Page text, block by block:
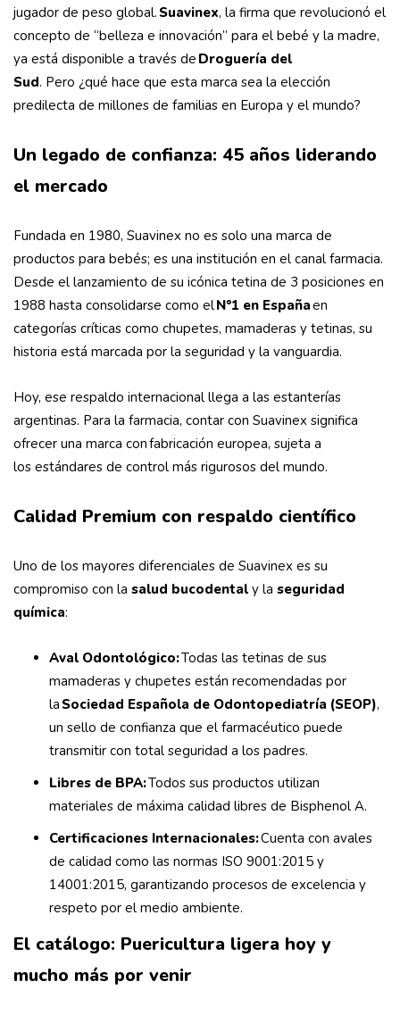
jugador de peso global.Suavinex, la firma que revolucionó el
concepto de “belleza e innovación” para el bebé y la madre,
ya está disponible a través de Droguería del
Sud. Pero ¿qué hace que esta marca sea la elección
predilecta de millones de familias en Europa y el mundo?
Un legado de confianza: 45 años liderando
el mercado
Fundada en 1980, Suavinex no es solo una marca de
productos para bebés; es una institución en el canal farmacia.
Desde el lanzamiento de su icónica tetina de 3 posiciones en
1988 hasta consolidarse como elN°1 en Españaen
categorías críticas como chupetes, mamaderas y tetinas, su
historia está marcada por la seguridad y la vanguardia.
Hoy, ese respaldo internacional llega a las estanterías
argentinas. Para la farmacia, contar con Suavinex significa
ofrecer una marca con fabricación europea, sujeta a
los estándares de control más rigurosos del mundo.
Calidad Premium con respaldo científico
Uno de los mayores diferenciales de Suavinex es su
compromiso con la salud bucodental y la seguridad
química:
Aval Odontológico:Todas las tetinas de sus
mamaderas y chupetes están recomendadas por
laSociedad Española de Odontopediatría (SEOP),
un sello de confianza que el farmacéutico puede
transmitir con total seguridad a los padres.
Libres de BPA:Todos sus productos utilizan
materiales de máxima calidad libres de Bisphenol A.
Certificaciones Internacionales:Cuenta con avales
de calidad como las normas ISO 9001:2015 y
14001:2015, garantizando procesos de excelencia y
respeto por el medio ambiente.
El catálogo: Puericultura ligera hoy y
mucho más por venir